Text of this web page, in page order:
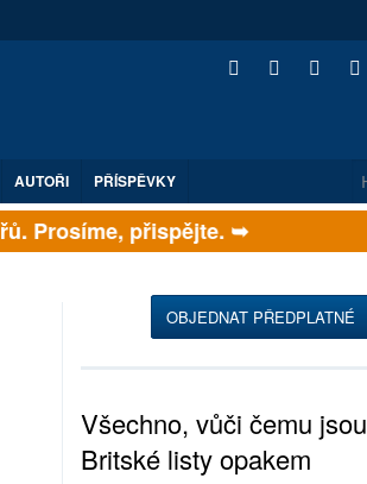
AUTOŘI PŘÍSPĚVKY
Prosíme, přispějte. ➥
OBJEDNAT PŘEDPLATNÉ
Všechno, vůči čemu jsou
Britské listy opakem